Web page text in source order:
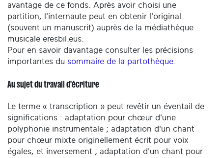
avantage de ce fonds. Après avoir choisi une
partition, l'internaute peut en obtenir l'original
(souvent un manuscrit) auprès de la médiathèque
musicale eresbil.eus.
Pour en savoir davantage consulter les précisions
importantes du sommaire de la partothèque.
Au sujet du travail d'écriture
Le terme « transcription » peut revêtir un éventail de
significations : adaptation pour chœur d'une
polyphonie instrumentale ; adaptation d'un chant
pour chœur mixte originellement écrit pour voix
égales, et inversement ; adaptation d'un chant pour